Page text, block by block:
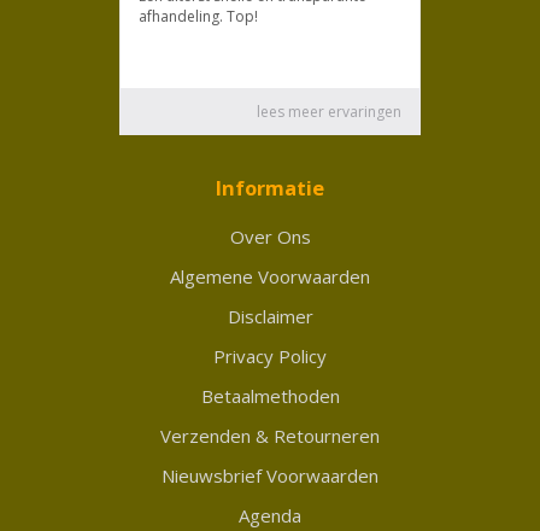
Informatie
Over Ons
Algemene Voorwaarden
Disclaimer
Privacy Policy
Betaalmethoden
Verzenden & Retourneren
Nieuwsbrief Voorwaarden
Agenda